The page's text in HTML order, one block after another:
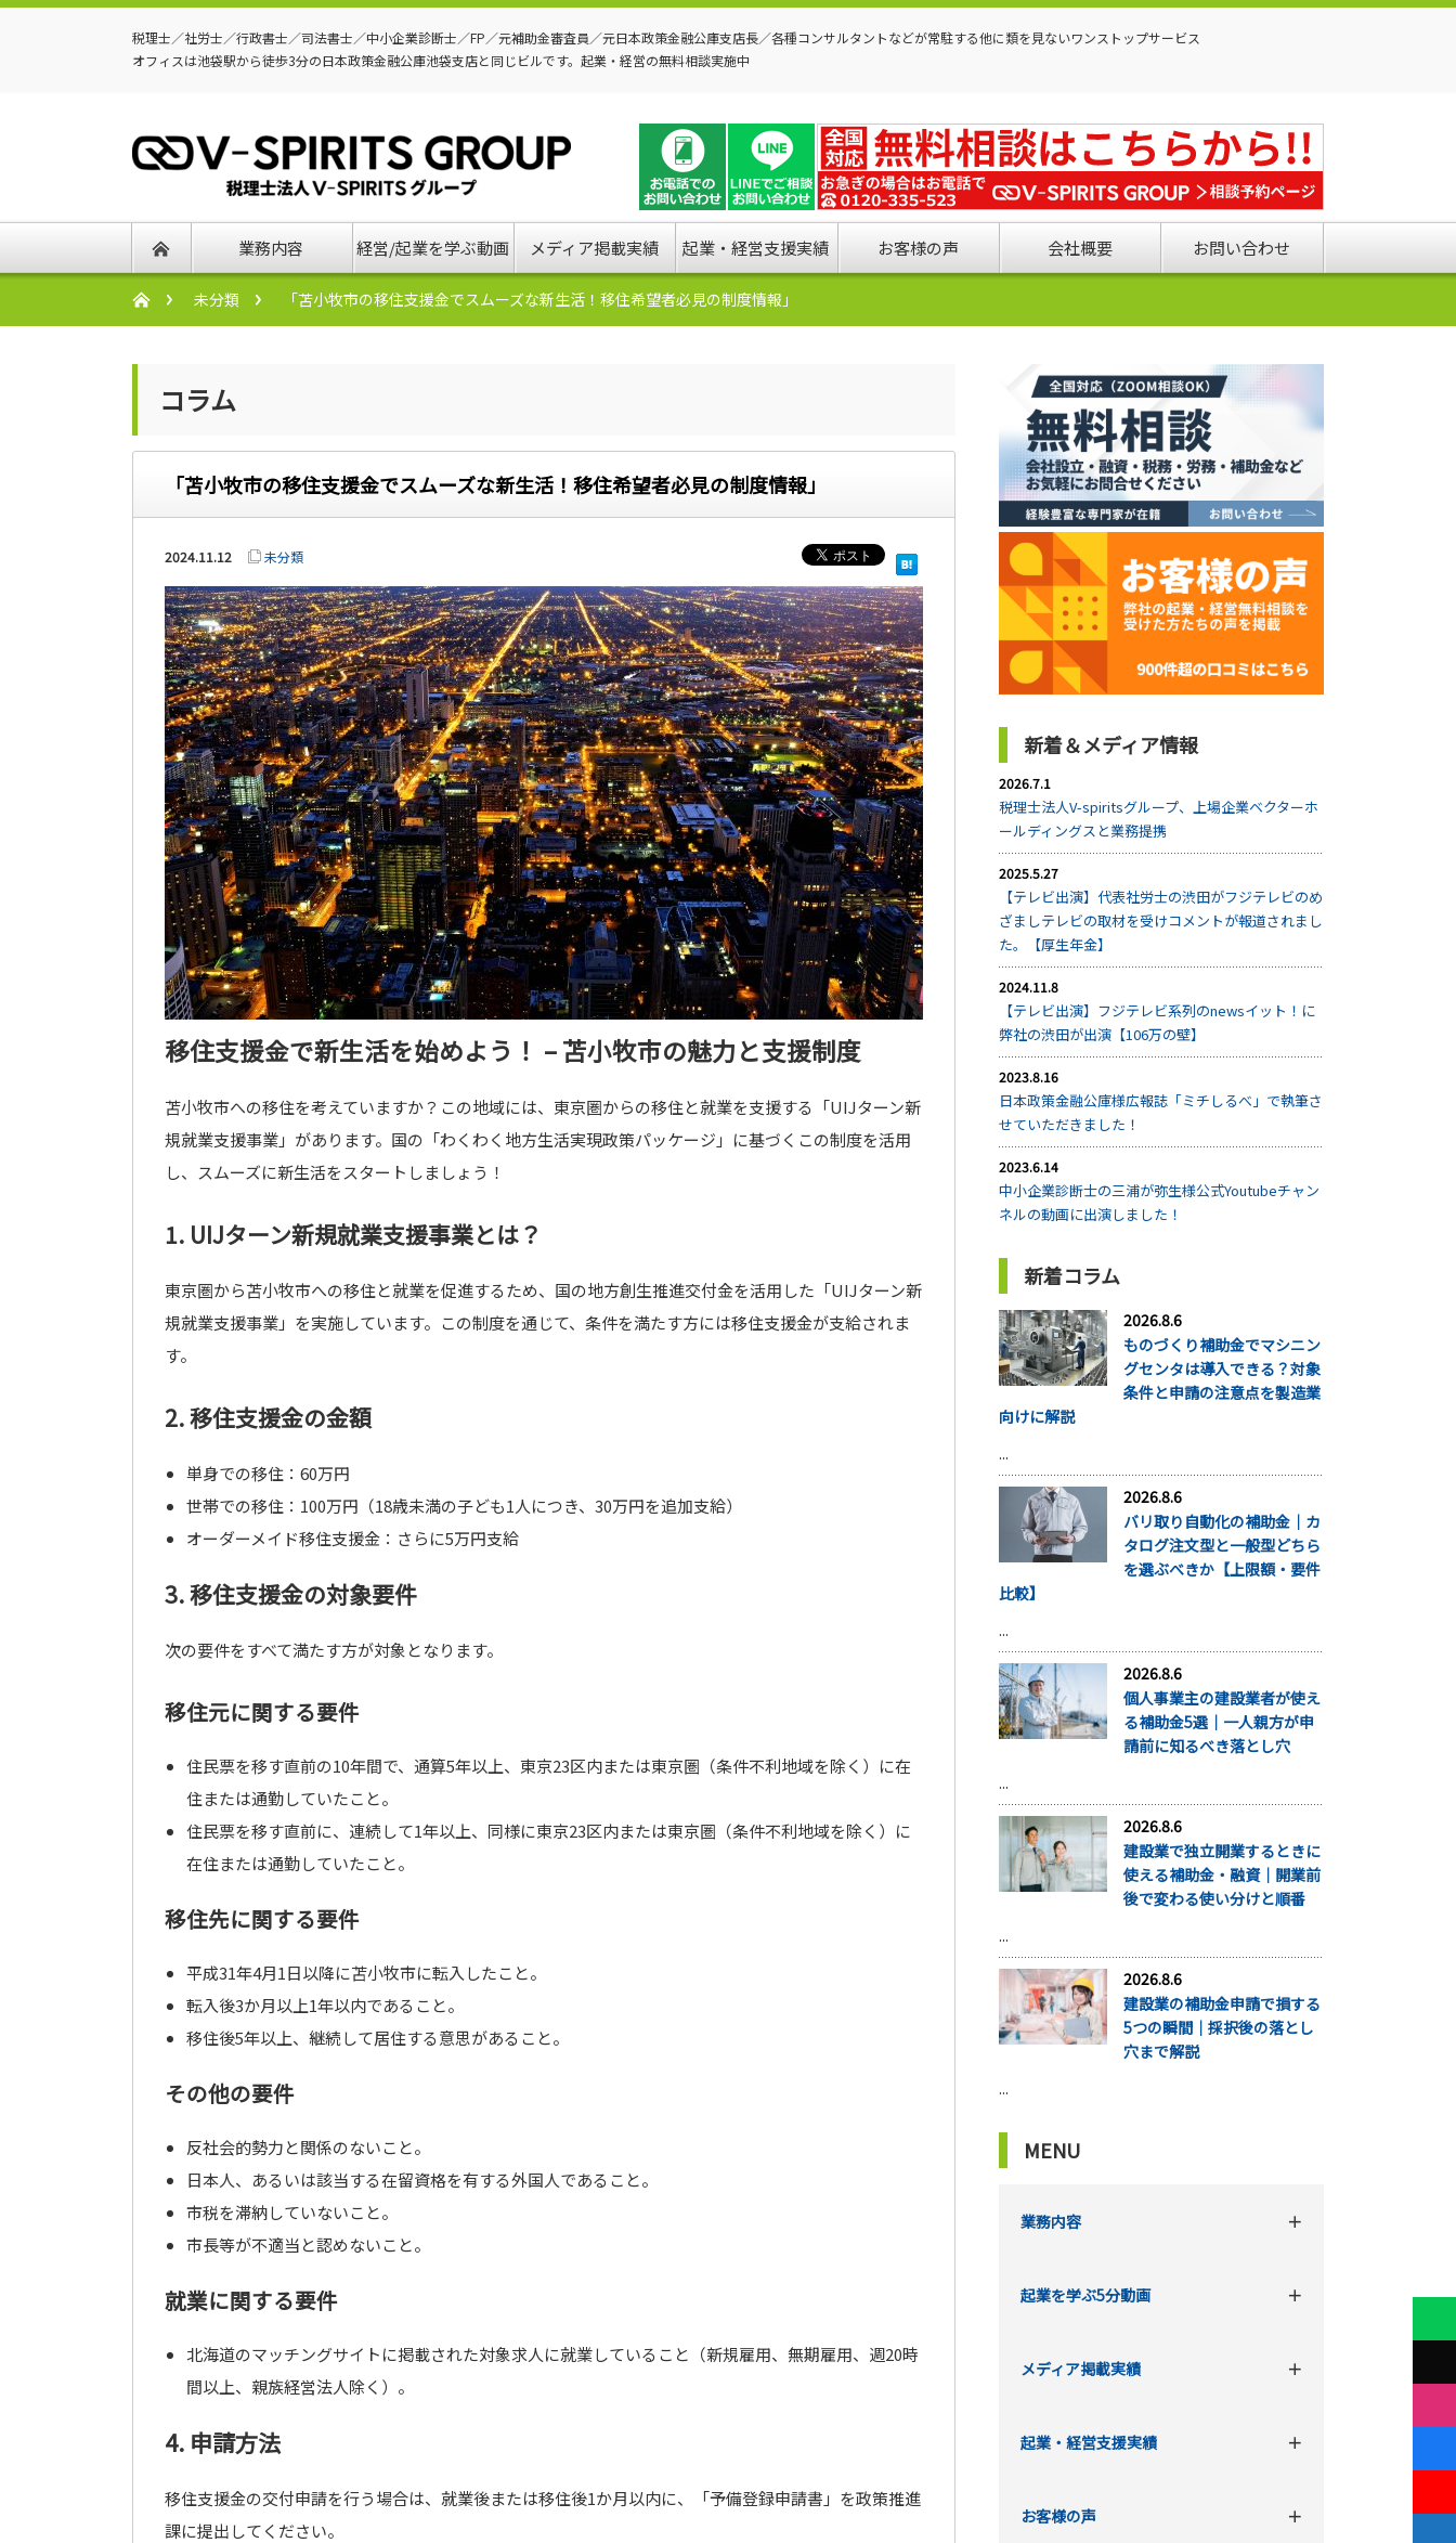
税理士／社労士／行政書士／司法書士／中小企業診断士／FP／元補助金審査員／元日本政策金融公庫支店長／各種コンサルタントなどが常駐する他に類を見ないワンストップサービス
オフィスは池袋駅から徒歩3分の日本政策金融公庫池袋支店と同じビルです。起業・経営の無料相談実施中
業務内容 経営/起業を学ぶ動画 メディア掲載実績 起業・経営支援実績 お客様の声 会社概要 お問い合わせ
未分類 「苫小牧市の移住支援金でスムーズな新生活！移住希望者必見の制度情報」
コラム
「苫小牧市の移住支援金でスムーズな新生活！移住希望者必見の制度情報」
2024.11.12 未分類
移住支援金で新生活を始めよう！ – 苫小牧市の魅力と支援制度
苫小牧市への移住を考えていますか？この地域には、東京圏からの移住と就業を支援する「UIJターン新
規就業支援事業」があります。国の「わくわく地方生活実現政策パッケージ」に基づくこの制度を活用
し、スムーズに新生活をスタートしましょう！
1. UIJターン新規就業支援事業とは？
東京圏から苫小牧市への移住と就業を促進するため、国の地方創生推進交付金を活用した「UIJターン新
規就業支援事業」を実施しています。この制度を通じて、条件を満たす方には移住支援金が支給されま
す。
2. 移住支援金の金額
単身での移住：60万円
世帯での移住：100万円（18歳未満の子ども1人につき、30万円を追加支給）
オーダーメイド移住支援金：さらに5万円支給
3. 移住支援金の対象要件
次の要件をすべて満たす方が対象となります。
移住元に関する要件
住民票を移す直前の10年間で、通算5年以上、東京23区内または東京圏（条件不利地域を除く）に在
住または通勤していたこと。
住民票を移す直前に、連続して1年以上、同様に東京23区内または東京圏（条件不利地域を除く）に
在住または通勤していたこと。
移住先に関する要件
平成31年4月1日以降に苫小牧市に転入したこと。
転入後3か月以上1年以内であること。
移住後5年以上、継続して居住する意思があること。
その他の要件
反社会的勢力と関係のないこと。
日本人、あるいは該当する在留資格を有する外国人であること。
市税を滞納していないこと。
市長等が不適当と認めないこと。
就業に関する要件
北海道のマッチングサイトに掲載された対象求人に就業していること（新規雇用、無期雇用、週20時
間以上、親族経営法人除く）。
4. 申請方法
移住支援金の交付申請を行う場合は、就業後または移住後1か月以内に、「予備登録申請書」を政策推進
課に提出してください。
新着＆メディア情報
2026.7.1
税理士法人V-spiritsグループ、上場企業ベクターホ
ールディングスと業務提携
2025.5.27
【テレビ出演】代表社労士の渋田がフジテレビのめ
ざましテレビの取材を受けコメントが報道されまし
た。【厚生年金】
2024.11.8
【テレビ出演】フジテレビ系列のnewsイット！に
弊社の渋田が出演【106万の壁】
2023.8.16
日本政策金融公庫様広報誌「ミチしるべ」で執筆さ
せていただきました！
2023.6.14
中小企業診断士の三浦が弥生様公式Youtubeチャン
ネルの動画に出演しました！
新着コラム
2026.8.6
ものづくり補助金でマシニン
グセンタは導入できる？対象
条件と申請の注意点を製造業
向けに解説
...
2026.8.6
バリ取り自動化の補助金｜カ
タログ注文型と一般型どちら
を選ぶべきか【上限額・要件
比較】
...
2026.8.6
個人事業主の建設業者が使え
る補助金5選｜一人親方が申
請前に知るべき落とし穴
...
2026.8.6
建設業で独立開業するときに
使える補助金・融資｜開業前
後で変わる使い分けと順番
...
2026.8.6
建設業の補助金申請で損する
5つの瞬間｜採択後の落とし
穴まで解説
...
MENU
業務内容
起業を学ぶ5分動画
メディア掲載実績
起業・経営支援実績
お客様の声